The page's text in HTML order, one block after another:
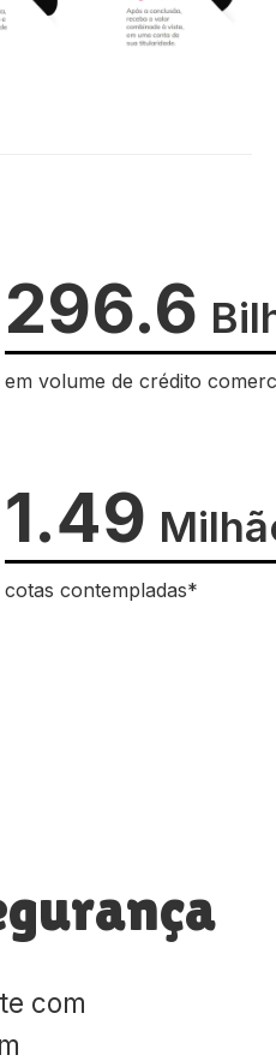
296.6
em volume de crédito
1.49
cotas contempladas*
com